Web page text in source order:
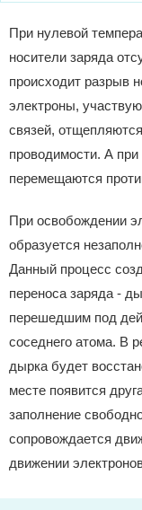
При нулевой
носители заряда
происходит разрыв
электроны,
связей,
проводимости. А при
перемещаются
При освобождении
образуется
Данный процесс
переноса заряда -
перешедшим под
соседнего атома. В
дырка будет
месте появится
заполнение
сопровождается
движении